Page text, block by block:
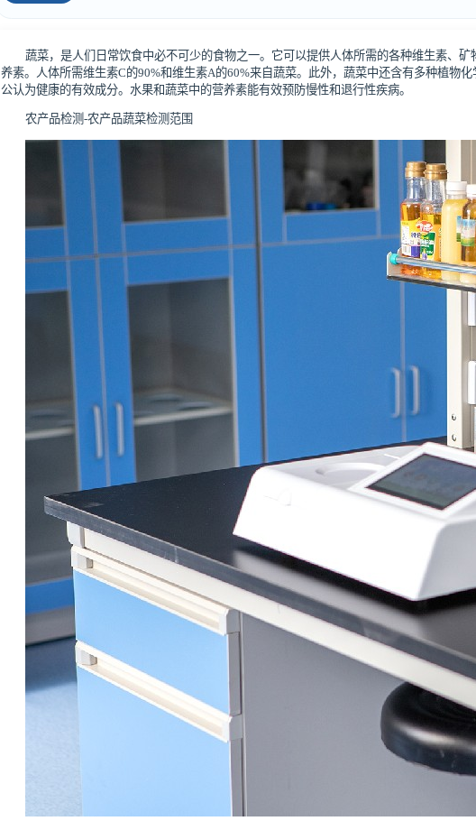
蔬菜，是人们日常饮食中必不可少的食物之一。它可以提供人体所需的各种维生素、矿
养素。人体所需维生素C的90%和维生素A的60%来自蔬菜。此外，蔬菜中还含有多种植物化
公认为健康的有效成分。水果和蔬菜中的营养素能有效预防慢性和退行性疾病。
农产品检测-农产品蔬菜检测范围